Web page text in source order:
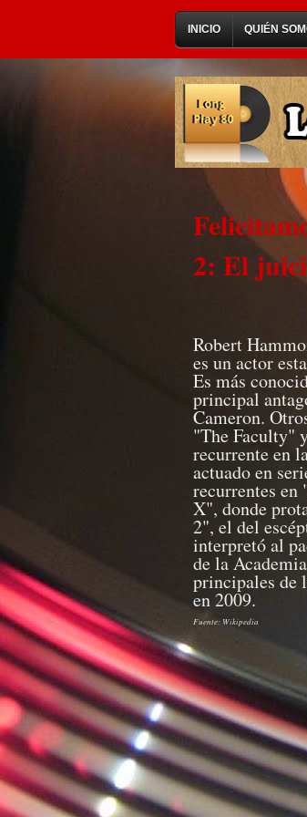
INICIO QUIÉN
2: El
Robert
es un actor
Es más
principal
Cameron.
"The Faculty"
recurrente en
actuado en
recurrentes
X", donde
2", el del
interpretó al
de la
principales de
en 2009.
Fuente: Wikipedia